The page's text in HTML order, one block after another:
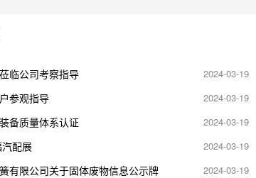
临公司考察指导 2024-03-19
参观指导 2024-03-19
备质量体系认证 2024-03-19
配展 2024-03-19
有限公司关于固体废物信息公示牌 2024-03-19